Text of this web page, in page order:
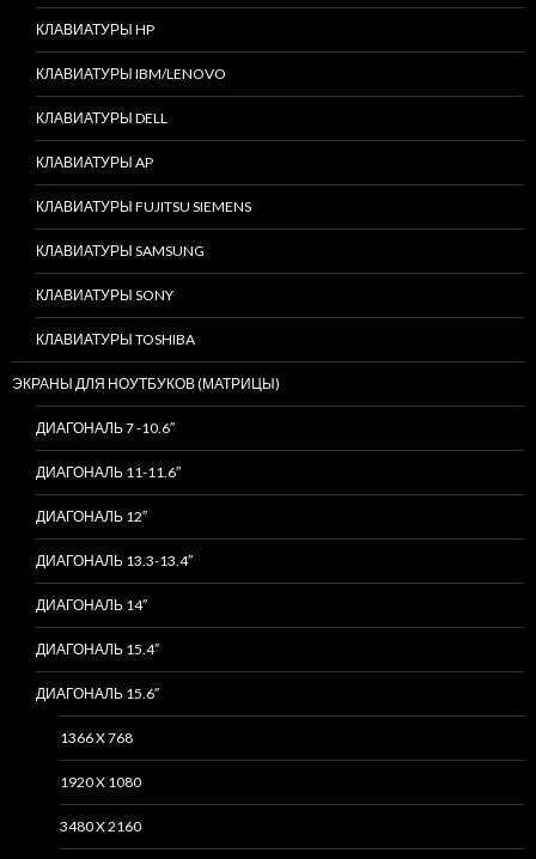
КЛАВИАТУРЫ HP
КЛАВИАТУРЫ IBM/LENOVO
КЛАВИАТУРЫ DELL
КЛАВИАТУРЫ AP
КЛАВИАТУРЫ FUJITSU SIEMENS
КЛАВИАТУРЫ SAMSUNG
КЛАВИАТУРЫ SONY
КЛАВИАТУРЫ TOSHIBA
ЭКРАНЫ ДЛЯ НОУТБУКОВ (МАТРИЦЫ)
ДИАГОНАЛЬ 7 -10.6″
ДИАГОНАЛЬ 11-11.6″
ДИАГОНАЛЬ 12″
ДИАГОНАЛЬ 13.3-13.4″
ДИАГОНАЛЬ 14″
ДИАГОНАЛЬ 15.4″
ДИАГОНАЛЬ 15.6″
1366 X 768
1920 X 1080
3480 X 2160